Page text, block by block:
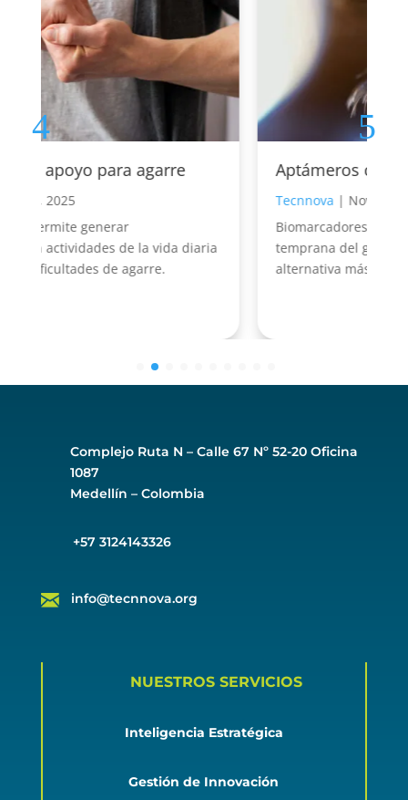
Aptámeros como herramienta
Tecnnova
Biomarcadores innovadores para la detección
temprana del glaucoma, ofreciendo una
alternativa más específica
Complejo Ruta N – Calle 67 Nº 52-20 Oficina
1087
Medellín – Colombia
+57 3124143326
info@tecnnova.org
NUESTROS SERVICIOS
Inteligencia Estratégica
Gestión de Innovación